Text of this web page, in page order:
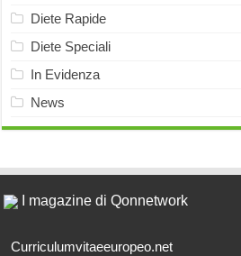
Diete Rapide
Diete Speciali
In Evidenza
News
I magazine di Qonnetwork
Curriculumvitaeeuropeo.net